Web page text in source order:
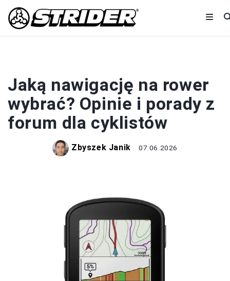
Jaką nawigację na rower
wybrać? Opinie i porady z
forum dla cyklistów
Zbyszek Janik 07.06.2026